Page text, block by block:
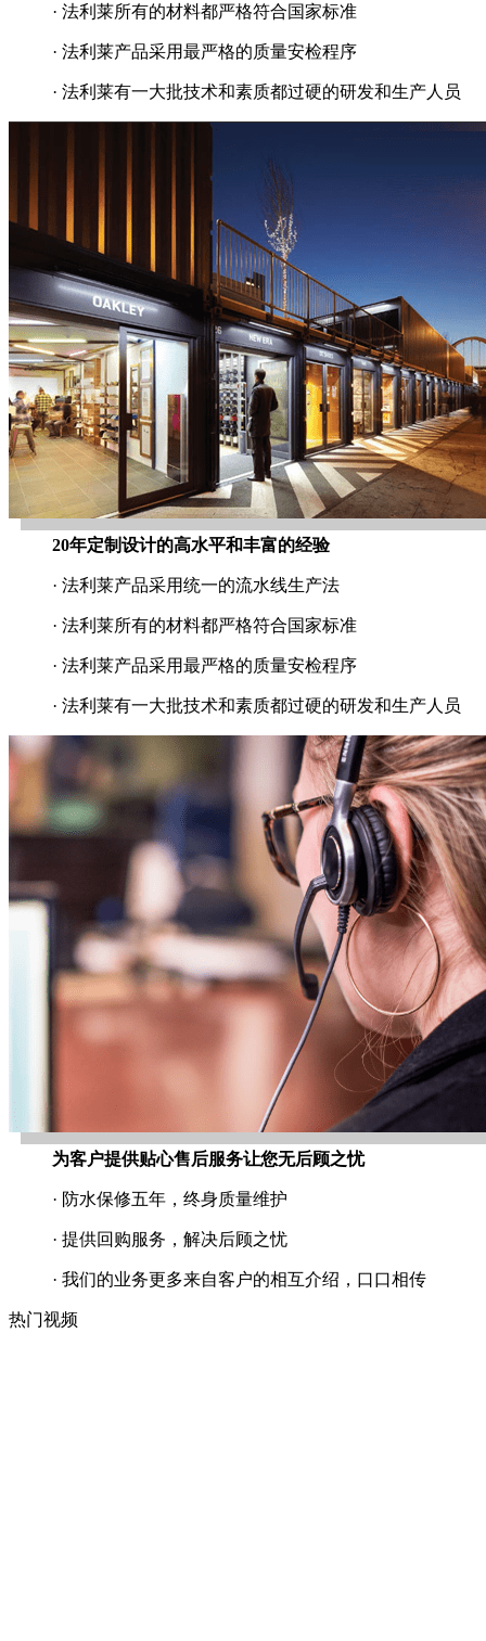
· 法利莱所有的材料都严格符合国家标准
· 法利莱产品采用最严格的质量安检程序
· 法利莱有一大批技术和素质都过硬的研发和生产人员
20年定制设计的高水平和丰富的经验
· 法利莱产品采用统一的流水线生产法
· 法利莱所有的材料都严格符合国家标准
· 法利莱产品采用最严格的质量安检程序
· 法利莱有一大批技术和素质都过硬的研发和生产人员
为客户提供贴心售后服务让您无后顾之忧
· 防水保修五年，终身质量维护
· 提供回购服务，解决后顾之忧
· 我们的业务更多来自客户的相互介绍，口口相传
热门视频